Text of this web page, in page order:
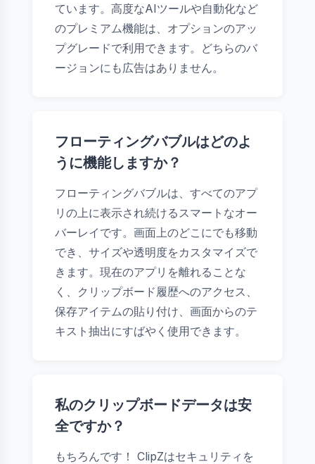
ています。高度なAIツールや自動化など
のプレミアム機能は、オプションのアッ
プグレードで利用できます。どちらのバ
ージョンにも広告はありません。
フローティングバブルはどのよ
うに機能しますか？
フローティングバブルは、すべてのアプ
リの上に表示され続けるスマートなオー
バーレイです。画面上のどこにでも移動
でき、サイズや透明度をカスタマイズで
きます。現在のアプリを離れることな
く、クリップボード履歴へのアクセス、
保存アイテムの貼り付け、画面からのテ
キスト抽出にすばやく使用できます。
私のクリップボードデータは安
全ですか？
もちろんです！ ClipZはセキュリティを